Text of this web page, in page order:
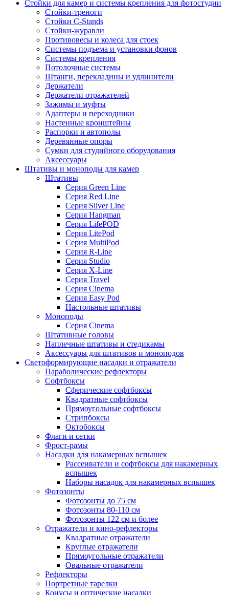
Стойки для камер и системы крепления для фотостудии
Стойки-треноги
Стойки C-Stands
Стойки-журавли
Противовесы и колеса для стоек
Системы подъема и установки фонов
Системы крепления
Потолочные системы
Штанги, перекладины и удлинители
Держатели
Держатели отражателей
Зажимы и муфты
Адаптеры и переходники
Настенные кронштейны
Распорки и автополы
Деревянные опоры
Сумки для студийного оборудования
Аксессуары
Штативы и моноподы для камер
Штативы
Серия Green Line
Серия Red Line
Серия Silver Line
Серия Hangman
Серия LifePOD
Серия LitePod
Серия MultiPod
Серия R-Line
Серия Studio
Серия X-Line
Серия Travel
Серия Cinema
Серия Easy Pod
Настольные штативы
Моноподы
Серия Cinema
Штативные головы
Наплечные штативы и стедикамы
Аксессуары для штативов и моноподов
Светоформирующие насадки и отражатели
Параболические рефлекторы
Софтбоксы
Сферические софтбоксы
Квадратные софтбоксы
Прямоугольные софтбоксы
Стрипбоксы
Октобоксы
Флаги и сетки
Фрост-рамы
Насадки для накамерных вспышек
Рассеиватели и софтбоксы для накамерных
вспышек
Наборы насадок для накамерных вспышек
Фотозонты
Фотозонты до 75 см
Фотозонты 80-110 см
Фотозонты 122 см и более
Отражатели и кино-рефлекторы
Квадратные отражатели
Круглые отражатели
Прямоугольные отражатели
Овальные отражатели
Рефлекторы
Портретные тарелки
Конусы и оптические насадки